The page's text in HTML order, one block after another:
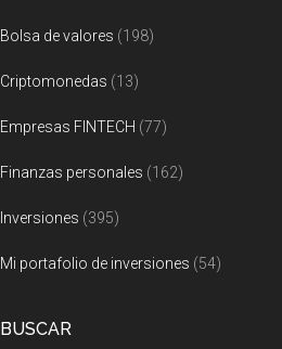
Bolsa de valores (198)
Criptomonedas (13)
Empresas FINTECH (77)
Finanzas personales (162)
Inversiones (395)
Mi portafolio de inversiones (54)
BUSCAR